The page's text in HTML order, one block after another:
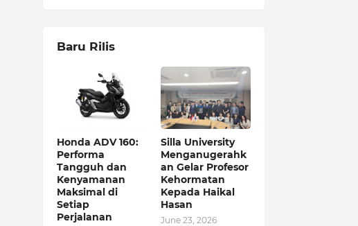
Baru Rilis
Honda ADV 160:
Performa
Tangguh dan
Kenyamanan
Maksimal di
Setiap
Perjalanan
Silla University
Menganugerahk
an Gelar Profesor
Kehormatan
Kepada Haikal
Hasan
June 23, 2026